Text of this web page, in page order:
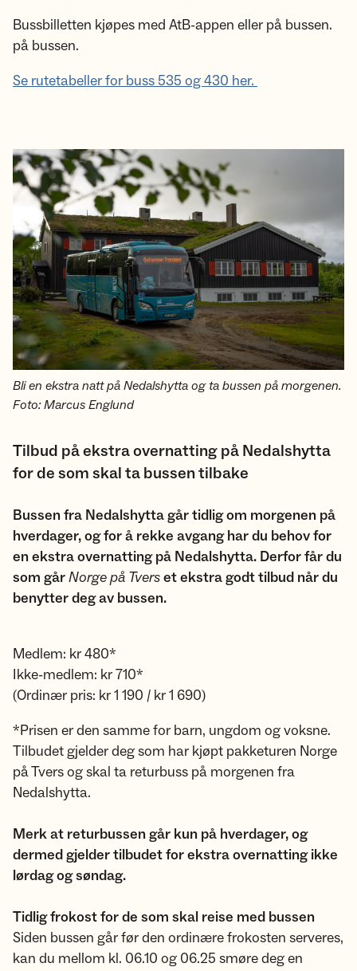
Bussbilletten kjøpes med AtB-appen eller på bussen.
på bussen.
Se rutetabeller for buss 535 og 430 her.
Bli en ekstra natt på Nedalshytta og ta bussen på morgenen.
Foto: Marcus Englund
Tilbud på ekstra overnatting på Nedalshytta
for de som skal ta bussen tilbake
Bussen fra Nedalshytta går tidlig om morgenen på
hverdager, og for å rekke avgang har du behov for
en ekstra overnatting på Nedalshytta. Derfor får du
som gårNorge på Tverset ekstra godt tilbud når du
benytter deg av bussen.
Medlem: kr 480*
Ikke-medlem: kr 710*
(Ordinær pris: kr 1 190 / kr 1 690)
*Prisen er den samme for barn, ungdom og voksne.
Tilbudet gjelder deg som har kjøpt pakketuren Norge
på Tvers og skal ta returbuss på morgenen fra
Nedalshytta.
Merk at returbussen går kun på hverdager, og
dermed gjelder tilbudet for ekstra overnatting ikke
lørdag og søndag.
Tidlig frokost for de som skal reise med bussen
Siden bussen går før den ordinære frokosten serveres,
kan du mellom kl. 06.10 og 06.25 smøre deg en